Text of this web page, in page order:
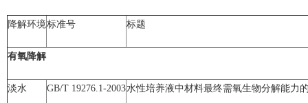
降解环境标准号 标题
有氧降解
淡水 GB/T 19276.1-2003水性培养液中材料最终需氧生物分解能力